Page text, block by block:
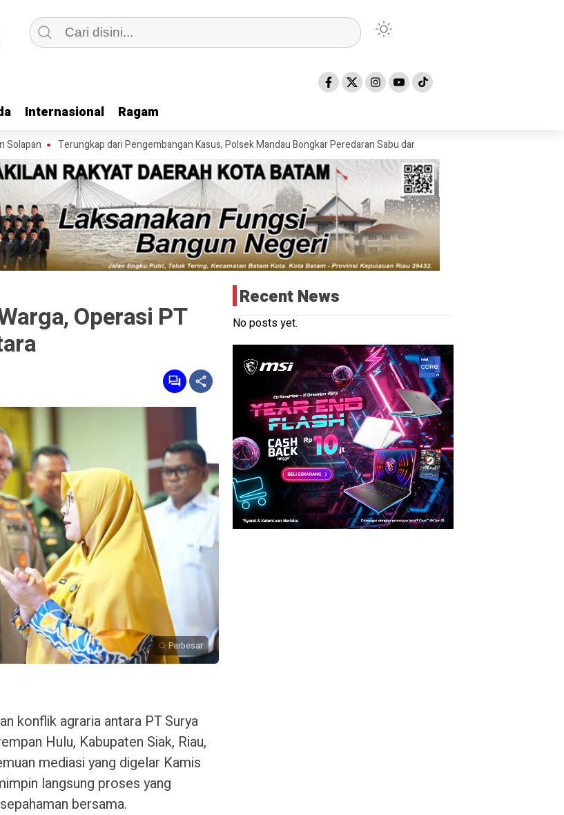
Internasional Ragam
Internasional Ragam
Terungkap dari Pengembangan Kasus, Polsek Mandau Bongkar Peredaran Sabu dan Ekstasi di Air Jamban, Tiga Pemuja Sabu
Operasi PT
Perbesar
konflik agraria antara PT Surya
Hulu, Kabupaten Siak, Riau,
mediasi yang digelar Kamis
langsung proses yang
bersama.
Recent News
No posts yet.